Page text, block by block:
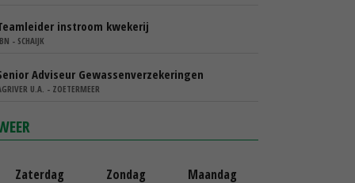
instroom kwekerij
- SCHAIJK
Adviseur Gewassenverzekeringen
U.A. - ZOETERMEER
Zaterdag Zondag Maandag